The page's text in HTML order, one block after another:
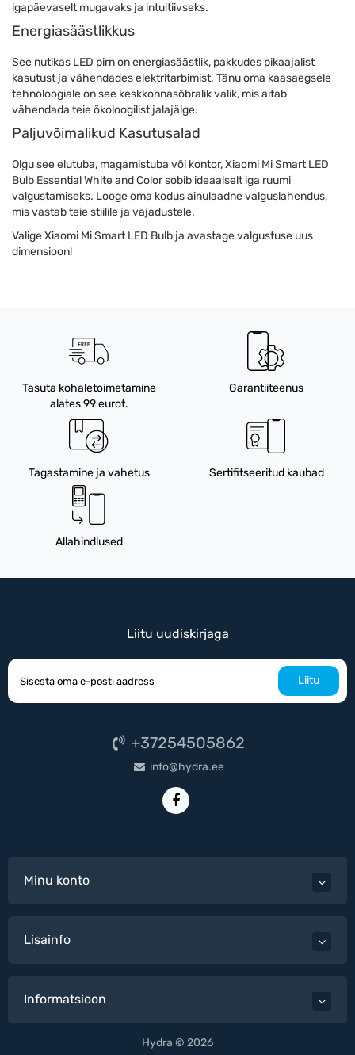
igapäevaselt mugavaks ja intuitiivseks.
Energiasäästlikkus
See nutikas LED pirn on energiasäästlik, pakkudes pikaajalist
kasutust ja vähendades elektritarbimist. Tänu oma kaasaegsele
tehnoloogiale on see keskkonnasõbralik valik, mis aitab
vähendada teie ökoloogilist jalajälge.
Paljuvõimalikud Kasutusalad
Olgu see elutuba, magamistuba või kontor, Xiaomi Mi Smart LED
Bulb Essential White and Color sobib ideaalselt iga ruumi
valgustamiseks. Looge oma kodus ainulaadne valguslahendus,
mis vastab teie stiilile ja vajadustele.
Valige Xiaomi Mi Smart LED Bulb ja avastage valgustuse uus
dimensioon!
Tasuta kohaletoimetamine
alates 99 eurot.
Garantiiteenus
Tagastamine ja vahetus Sertifitseeritud kaubad
Allahindlused
Liitu uudiskirjaga
Liitu
+37254505862
info@hydra.ee
Minu konto
Lisainfo
Informatsioon
Hydra © 2026